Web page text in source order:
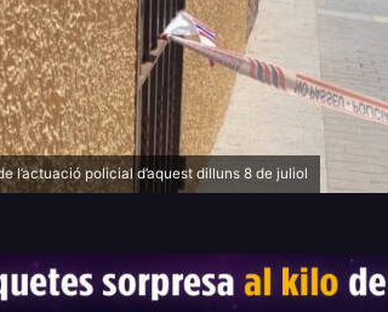
l’actuació policial d’aquest dilluns 8 de juliol